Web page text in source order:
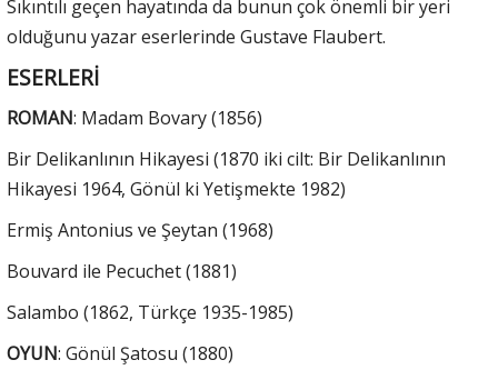
Sıkıntılı geçen hayatında da bunun çok önemli bir yeri
olduğunu yazar eserlerinde Gustave Flaubert.
ESERLERİ
ROMAN: Madam Bovary (1856)
Bir Delikanlının Hikayesi (1870 iki cilt: Bir Delikanlının
Hikayesi 1964, Gönül ki Yetişmekte 1982)
Ermiş Antonius ve Şeytan (1968)
Bouvard ile Pecuchet (1881)
Salambo (1862, Türkçe 1935-1985)
OYUN: Gönül Şatosu (1880)